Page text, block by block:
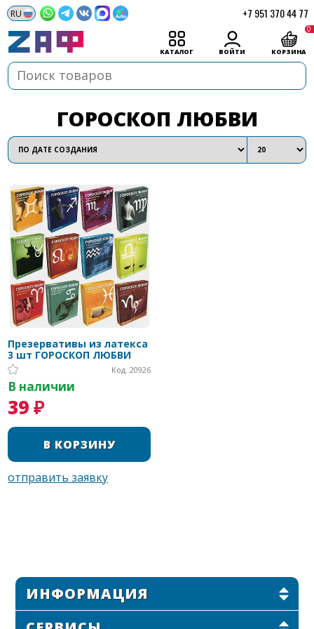
+7 951 370 44 77
КАТАЛОГ ВОЙТИ КОРЗИНА
0
ГОРОСКОП ЛЮБВИ
Презервативы из латекса
3 шт ГОРОСКОП ЛЮБВИ
Код: 20926
В наличии
39 ₽
ИНФОРМАЦИЯ